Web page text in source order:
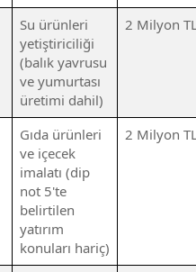
Su ürünleri
yetiştiriciliği
(balık yavrusu
ve yumurtası
üretimi dahil)
2 Milyon
Gıda ürünleri
ve içecek
imalatı (dip
not 5'te
belirtilen
yatırım
konuları hariç)
2 Milyon